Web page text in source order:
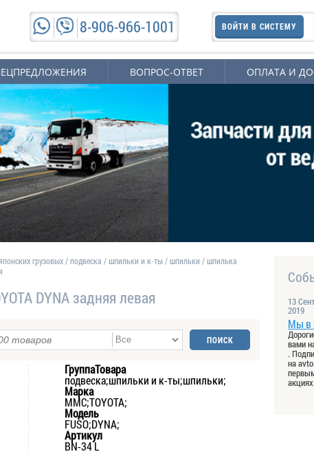
8-906-966-1001 ВОЙТИ В СИСТЕМУ
ВОПРОС-ОТВЕТ ОПЛАТА И
13
2019
Мы в
вами
.
на
акциях.
грузовых/подвеска /шпильки и к-ты/шпильки /шпилька
DYNA задняя левая
ГруппаТовара
подвеска;шпильки и к-ты;шпильки;
Марка
MMC;TOYOTA;
Модель
FUSO;DYNA;
Артикул
BN-34 L